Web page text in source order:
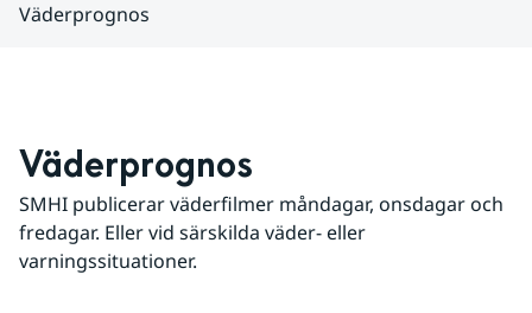
Väderprognos
Väderprognos
SMHI publicerar väderfilmer måndagar, onsdagar och
fredagar. Eller vid särskilda väder- eller
varningssituationer.